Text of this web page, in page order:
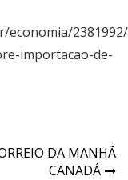
economia/
importacao-de-
DA MANHÃ
CANADÁ